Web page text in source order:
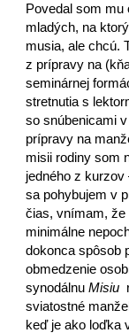
Povedal som mu
mladých, na
musia, ale chcú.
z prípravy na
seminárnej
stretnutia s
so snúbenicami
prípravy na
misii rodiny som
jedného z
sa pohybujem v
čias, vnímam, že
minimálne
dokonca spôsob
obmedzenie
synodálnuMisiu
sviatostné
keď je ako loďka